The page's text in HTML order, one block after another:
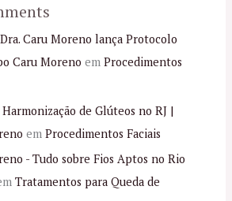
Caru Moreno lança Protocolo
Caru Moreno em Procedimentos
de Glúteos no RJ |
em Procedimentos Faciais
- Tudo sobre Fios Aptos no Rio
Tratamentos para Queda de